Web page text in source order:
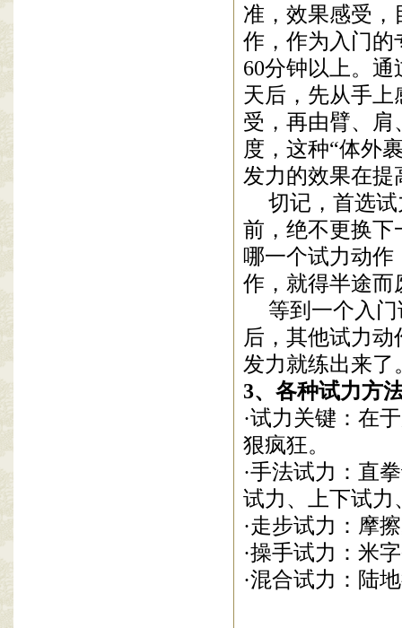
准，效果感受
作 ，作为入门
60分钟以上。通
天后，先从手上
受，再由臂、
度，这种“体外
发力的效果在提
切记， 首选
前，绝不更换下
哪一个试力动作
作 ，就得半途
等到一个入
后，其他试力动
发力就练出来了
3、 各种试力方
·试力关键 ：在
狠疯狂。
·手法试力：直
试力、上下试力
·走步试力：摩
·操手试力：米
·混合试力：陆